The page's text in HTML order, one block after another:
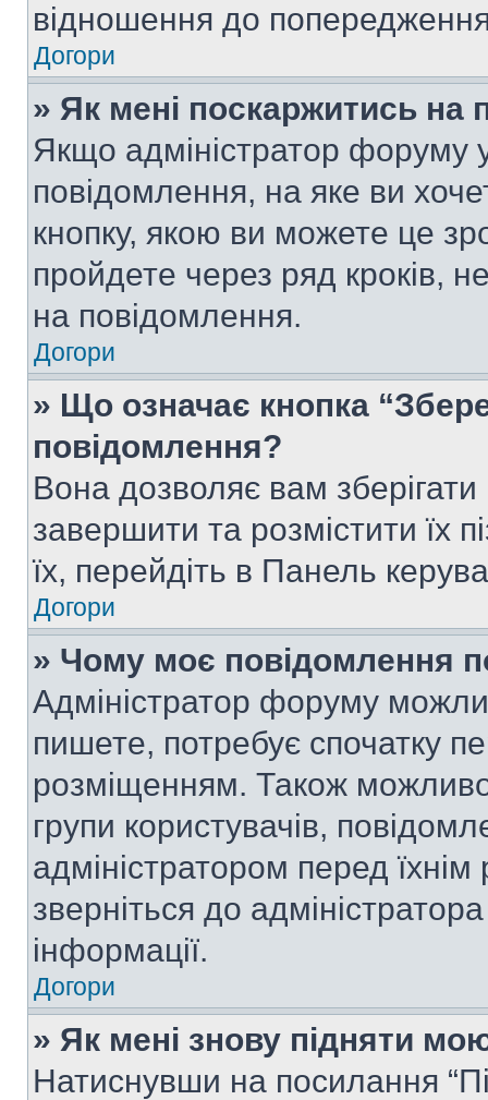
відношення до
Догори
» Як мені поскаржитись на
Якщо адміністратор форуму
повідомлення, на яке ви
кнопку, якою ви можете це
пройдете через ряд кроків,
на повідомлення.
Догори
» Що означає кнопка
повідомлення?
Вона дозволяє вам
завершити та розмістити їх
їх, перейдіть в Панель
Догори
» Чому моє повідомлення
Адміністратор форуму
пишете, потребує спочатку
розміщенням. Також
групи користувачів,
адміністратором перед
зверніться до
інформації.
Догори
» Як мені знову підняти
Натиснувши на посилання